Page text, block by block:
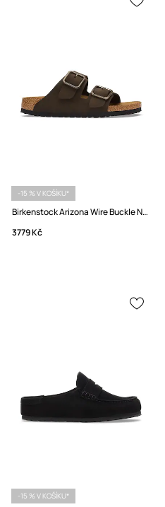
-15 % V KOŠÍKU*
Birkenstock Arizona Wire Buckle Nubuckové pantofle
3779 Kč
-15 % V KOŠÍKU*